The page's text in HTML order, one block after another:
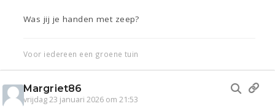
Was jij je handen met zeep?
Voor iedereen een groene tuin
Margriet86
vrijdag 23 januari 2026 om 21:53